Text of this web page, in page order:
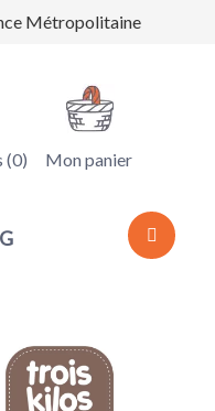
Métropolitaine
(0) Mon panier